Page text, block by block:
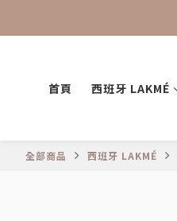
首頁 西班牙 LAKMÉ
全部商品 西班牙 LAKMÉ